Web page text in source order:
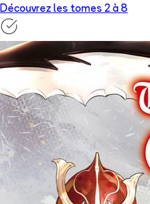
Découvrez les tomes 2 à 8